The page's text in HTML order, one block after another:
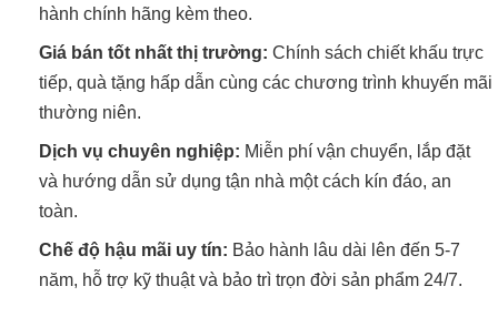
hành chính hãng kèm theo.
Giá bán tốt nhất thị trường: Chính sách chiết khấu trực
tiếp, quà tặng hấp dẫn cùng các chương trình khuyến mãi
thường niên.
Dịch vụ chuyên nghiệp: Miễn phí vận chuyển, lắp đặt
và hướng dẫn sử dụng tận nhà một cách kín đáo, an
toàn.
Chế độ hậu mãi uy tín: Bảo hành lâu dài lên đến 5-7
năm, hỗ trợ kỹ thuật và bảo trì trọn đời sản phẩm 24/7.